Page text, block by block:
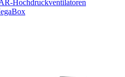
Hochdruckventilatoren